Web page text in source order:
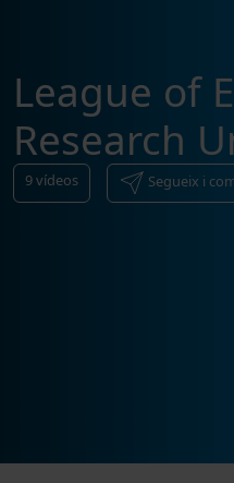
League of
Research
9vídeos Segueix i